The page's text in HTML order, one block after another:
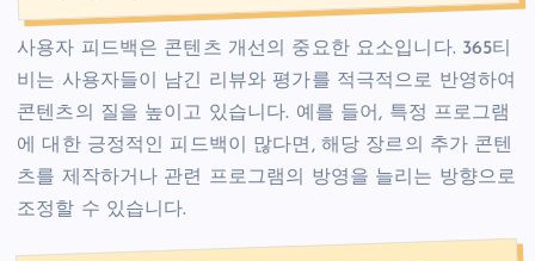
사용자 피드백은 콘텐츠 개선의 중요한 요소입니다. 365티
비는 사용자들이 남긴 리뷰와 평가를 적극적으로 반영하여
콘텐츠의 질을 높이고 있습니다. 예를 들어, 특정 프로그램
에 대한 긍정적인 피드백이 많다면, 해당 장르의 추가 콘텐
츠를 제작하거나 관련 프로그램의 방영을 늘리는 방향으로
조정할 수 있습니다.